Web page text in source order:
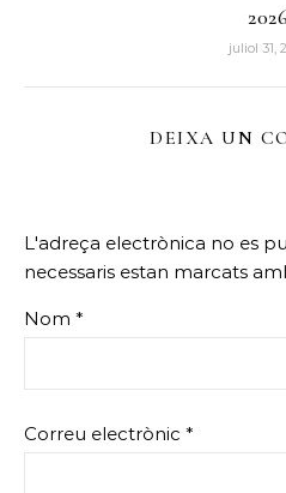
2026
juliol 31,
DEIXA UN
L'adreça electrònica no es
necessaris estan marcats
Nom *
Correu electrònic *